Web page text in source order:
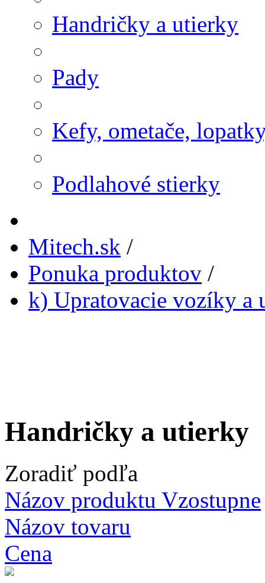
Handričky a utierky
Pady
Kefy, ometače,
Podlahové stierky
Mitech.sk /
Ponuka produktov /
k) Upratovacie vozíky a
Handričky a utierky
Zoradiť podľa
Názov produktu Vzostupne
Názov tovaru
Cena